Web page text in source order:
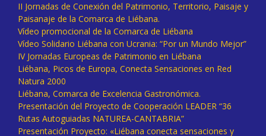
II Jornadas de Conexión del Patrimonio, Territorio, Paisaje y
Paisanaje de la Comarca de Liébana.
Vídeo promocional de la Comarca de Liébana
Vídeo Solidario Liébana con Ucrania: “Por un Mundo Mejor”
IV Jornadas Europeas de Patrimonio en Liébana
Liébana, Picos de Europa, Conecta Sensaciones en Red
Natura 2000
Liébana, Comarca de Excelencia Gastronómica.
Presentación del Proyecto de Cooperación LEADER “36
Rutas Autoguiadas NATUREA-CANTABRIA”
Presentación Proyecto: «Liébana conecta sensaciones y